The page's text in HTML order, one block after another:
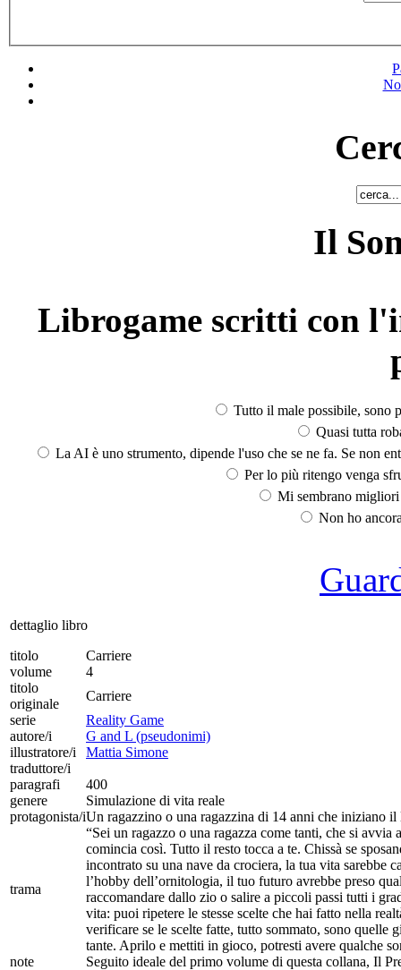
Il
Librogame scritti con
Tutto il male possibile, sono
Quasi tutta
La AI è uno strumento, dipende l'uso che se ne fa. Se non
Per lo più ritengo venga
Mi sembrano
Non ho
dettaglio libro
titolo
Carriere
volume
4
titolo
originale
Carriere
serie
Reality Game
autore/i
G and L (pseudonimi)
illustratore/i
Mattia Simone
traduttore/i
paragrafi
400
genere
Simulazione di vita reale
protagonista/iUn ragazzino o una ragazzina di 14 anni che iniziano
trama
“Sei un ragazzo o una ragazza come tanti, che si avvia
comincia così. Tutto il resto tocca a te. Chissà se
incontrato su una nave da crociera, la tua vita
l’hobby dell’ornitologia, il tuo futuro avrebbe preso
raccomandare dallo zio o salire a piccoli passi tutti i
vita: puoi ripetere le stesse scelte che hai fatto nella
verificare se le scelte fatte, tutto sommato, sono quelle
tante. Aprilo e mettiti in gioco, potresti avere qualche
note
Seguito ideale del primo volume di questa collana, Il